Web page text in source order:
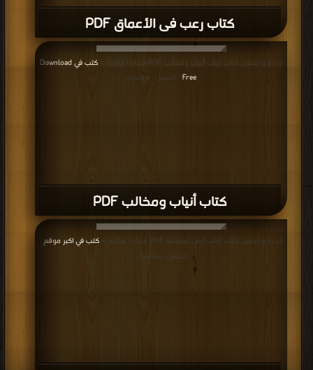
كتاب رعب فى الأعماق PDF
كتاب أنياب ومخالب PDF
قراءة و تحميل كتاب كتاب أنياب ومخالب PDF مجانا | مكتبة >
كتب في Download
Free
| التحميل : مرة/مرات
قراءة و تحميل كتاب كتاب أرض العمالقة PDF مجانا | مكتبة > كتب في اكبر موقع
التحميل : مرة/مرات